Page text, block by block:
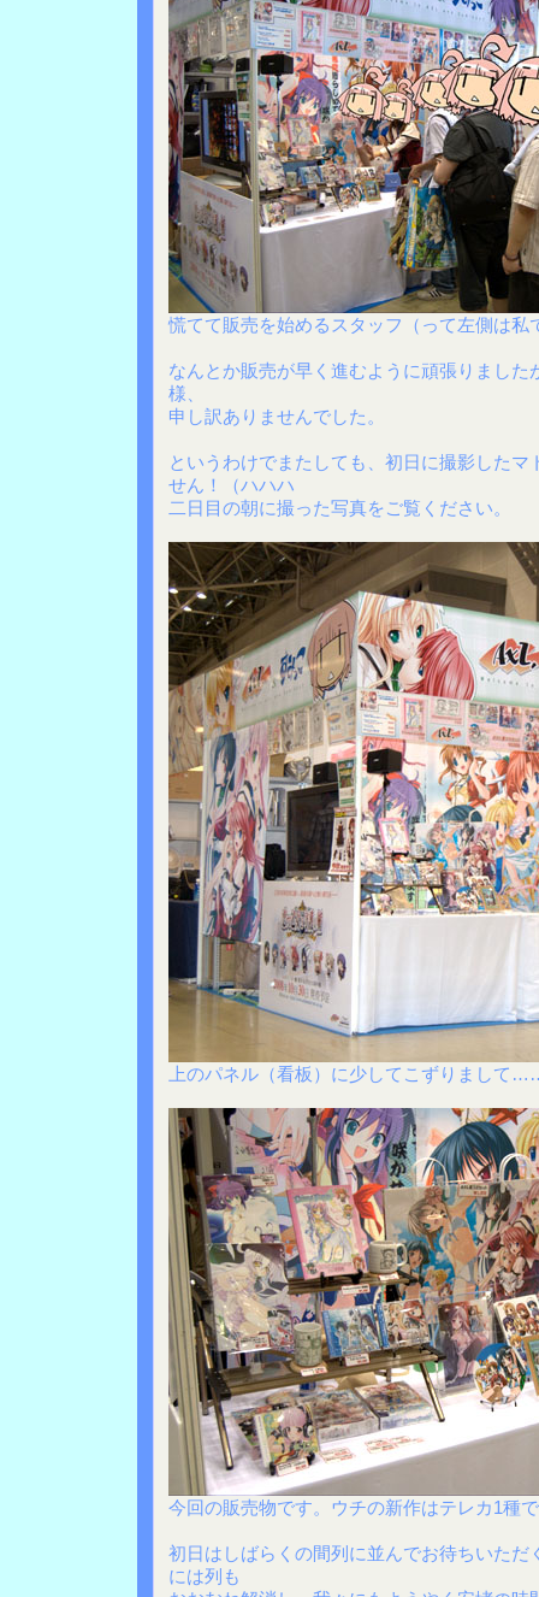
慌てて販売を始めるスタッフ（って左側は
なんとか販売が早く進むように頑張りました
様、
申し訳ありませんでした。
というわけでまたしても、初日に撮影した
せん！（ハハハ
二日目の朝に撮った写真をご覧ください。
上のパネル（看板）に少してこずりまして
今回の販売物です。ウチの新作はテレカ1種
初日はしばらくの間列に並んでお待ちいただ
には列も